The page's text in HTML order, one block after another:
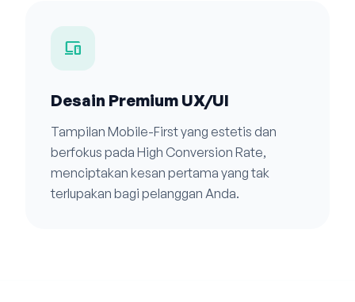
devices
Desain Premium UX/UI
Tampilan Mobile-First yang estetis dan
berfokus pada High Conversion Rate,
menciptakan kesan pertama yang tak
terlupakan bagi pelanggan Anda.